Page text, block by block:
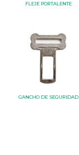
FLEJE PORTALENTE
GANCHO DE SEGURIDAD